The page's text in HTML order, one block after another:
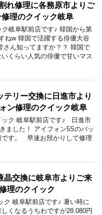
れ修理に各務原市よりご
理のクイック岐阜
岐阜駅前店です♪ 韓国から第
ねw 韓国で活躍する俳優大谷
さん知ってますか？？ 韓国で
くらい人気の俳優で甘いマス
リー交換に日進市より
ン修理のクイック岐阜
ック 岐阜駅前店です♪ 日進市
ました！ アイフォン5Sのバッ
です。 早速お預かりして修理
交換に岐阜市よりご来
理のクイック
ク 岐阜駅前店です♪ 暑い時に
くなるうちわですが28.080円